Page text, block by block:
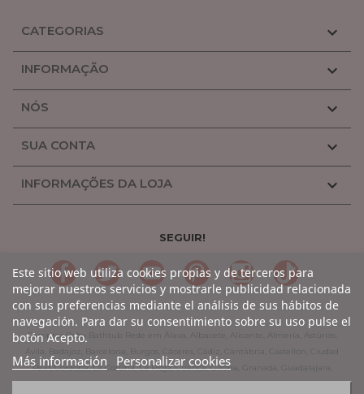
CATEGORIAS 
INFORMAÇÃO 
NÓS 
SUA CONTA 
INFORMAÇÕES DA LOJA 
SEGUIR!
LinkedInGorjeio YouTubePinterestLinkedinTikTok
Este sitio web utiliza cookies propias y de terceros para
mejorar nuestros servicios y mostrarle publicidad relacionada
con sus preferencias mediante el análisis de sus hábitos de
navegación. Para dar su consentimiento sobre su uso pulse el
botón Acepto.
Más información Personalizar cookies
Comprar Baby Bathtub Rede em Álava, Albacete, Alicante, Almería, Astúrias,
Ávila, Badajoz, Barcelona, Burgos, Cáceres, Cádiz, Cantábria, Castellón, Ciudad
Real, Córdoba, La Coruña, La Rioja, Cuenca, Girona, Granada, Guadalajara,
Guipúzcoa, Huelva, Huesca, Jaen, León, Lleida, Lugo, Madrid, Málaga, Múrcia,